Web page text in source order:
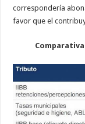
correspondería
favor que el